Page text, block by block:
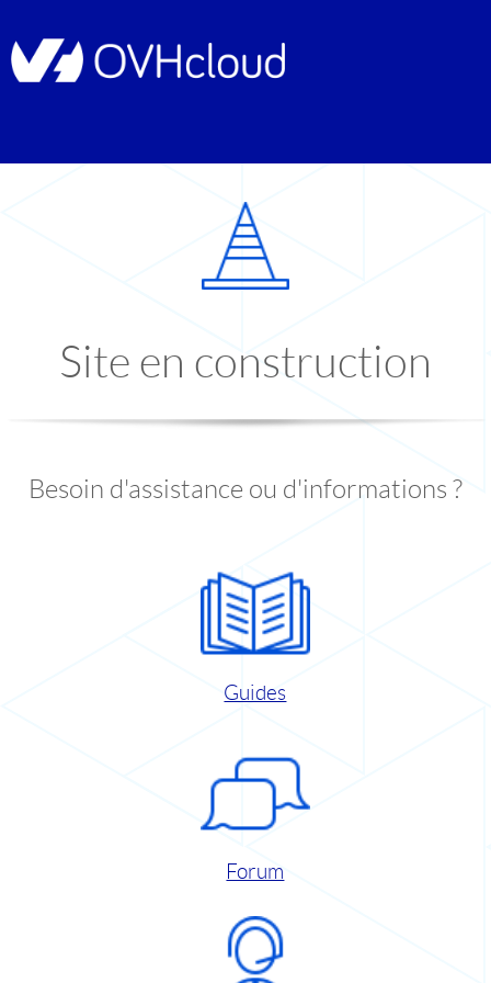
Site en construction
Besoin d'assistance ou d'informations ?
Guides
Forum